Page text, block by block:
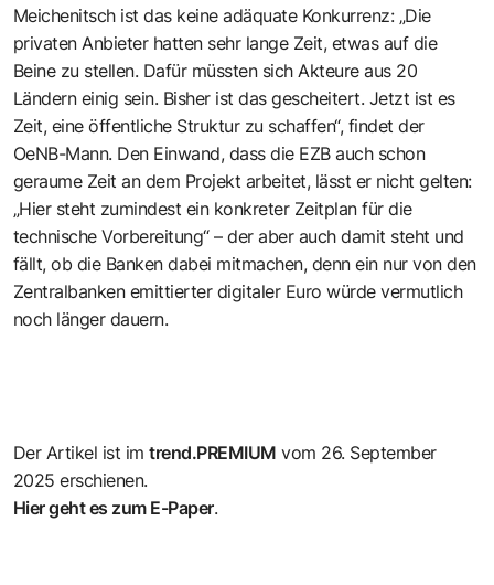
Meichenitsch ist das keine adäquate Konkurrenz: „Die
privaten Anbieter hatten sehr lange Zeit, etwas auf die
Beine zu stellen. Dafür müssten sich Akteure aus 20
Ländern einig sein. Bisher ist das gescheitert. Jetzt ist es
Zeit, eine öffentliche Struktur zu schaffen“, findet der
OeNB-Mann. Den Einwand, dass die EZB auch schon
geraume Zeit an dem Projekt arbeitet, lässt er nicht gelten:
„Hier steht zumindest ein konkreter Zeitplan für die
technische Vorbereitung“ – der aber auch damit steht und
fällt, ob die Banken dabei mitmachen, denn ein nur von den
Zentralbanken emittierter digitaler Euro würde vermutlich
noch länger dauern.
Der Artikel ist imtrend.PREMIUM vom 26. September
2025 erschienen.
Hier geht es zum E-Paper.